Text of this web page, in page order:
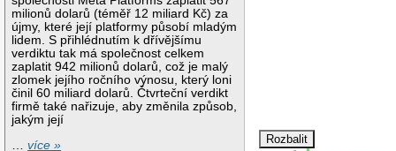
milionů dolarů (téměř 12 miliard Kč) za
újmy, které její platformy působí mladým
lidem. S přihlédnutím k dřívějšímu
verdiktu tak má společnost celkem
zaplatit 942 milionů dolarů, což je malý
zlomek jejího ročního výnosu, který loni
činil 60 miliard dolarů. Čtvrteční verdikt
firmě také nařizuje, aby změnila způsob,
jakým její
…více »